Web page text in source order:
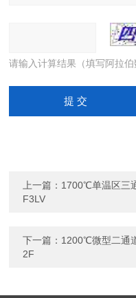
请输入计算结果（填写阿拉
上一篇： 1700℃单温区三
F3LV
下一篇： 1200℃微型二通
2F